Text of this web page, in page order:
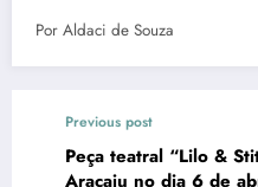
Por Aldaci de Souza
Previous post
Peça teatral “Lilo &
Aracaju no dia 6 de